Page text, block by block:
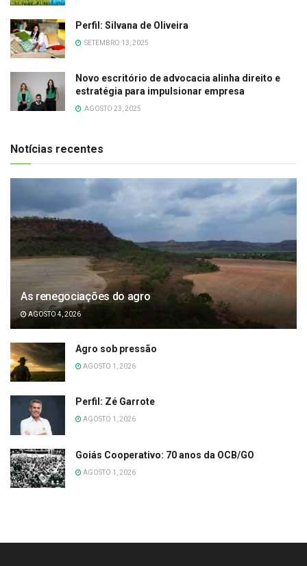
Perfil: Silvana de Oliveira
SETEMBRO 13, 2025
Novo escritório de advocacia alinha direito e
estratégia para impulsionar empresa
AGOSTO 23, 2025
Notícias recentes
As renegociações do agro
AGOSTO 4, 2026
Agro sob pressão
AGOSTO 1, 2026
Perfil: Zé Garrote
AGOSTO 1, 2026
Goiás Cooperativo: 70 anos da OCB/GO
AGOSTO 1, 2026